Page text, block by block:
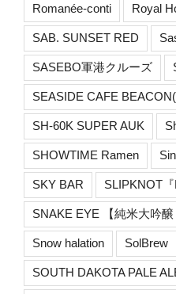
Romanée-conti Royal
SAB. SUNSET RED
SASEBO軍港クルーズ
SEASIDE CAFE
SH-60K SUPER AUK
SHOWTIME Ramen
SKY BAR SLIPKNOT『
SNAKE EYE 【純米大吟醸
Snow halation SolBrew
SOUTH DAKOTA PALE